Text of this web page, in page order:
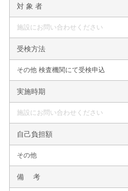
対 象 者
施設にお問い合わせください
受検方法
その他 検査機関にて受検申込
実施時期
施設にお問い合わせください
自己負担額
その他
備 考